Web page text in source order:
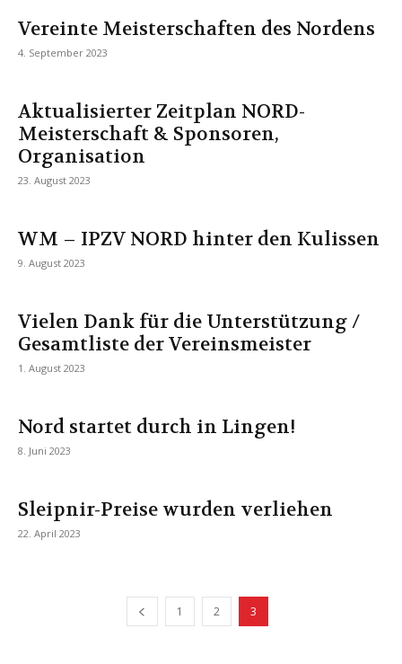
Vereinte Meisterschaften des Nordens
4. September 2023
Aktualisierter Zeitplan NORD-
Meisterschaft & Sponsoren,
Organisation
23. August 2023
WM – IPZV NORD hinter den Kulissen
9. August 2023
Vielen Dank für die Unterstützung /
Gesamtliste der Vereinsmeister
1. August 2023
Nord startet durch in Lingen!
8. Juni 2023
Sleipnir-Preise wurden verliehen
22. April 2023
1 2 3